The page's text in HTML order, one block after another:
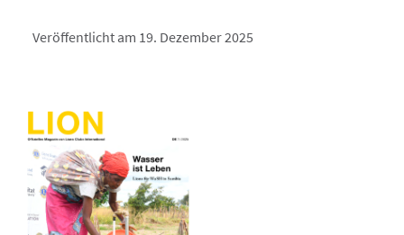
Veröffentlicht am 19. Dezember 2025